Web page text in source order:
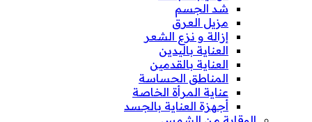
شد الجسم
مزيل العرق
إزالة و نزع الشعر
العناية باليدين
العناية بالقدمين
المناطق الحساسة
عناية المرأة الخاصة
أجهزة العناية بالجسد